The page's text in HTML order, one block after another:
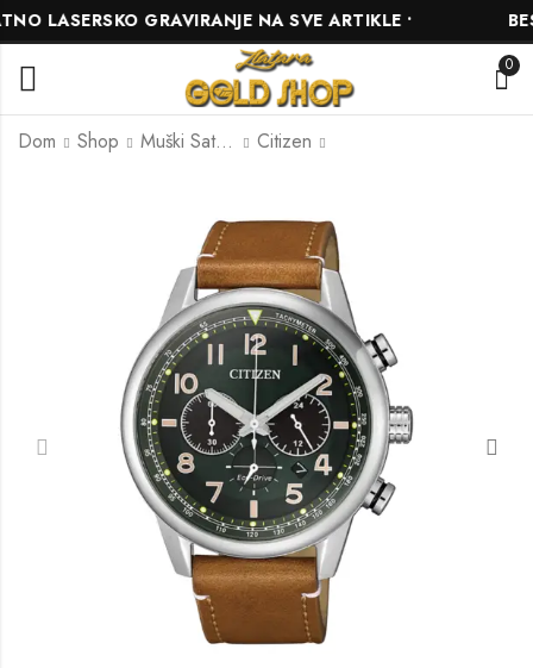
GRAVIRANJE NA SVE ARTIKLE •
0
Dom Shop Muški Satovi Citizen
405.00